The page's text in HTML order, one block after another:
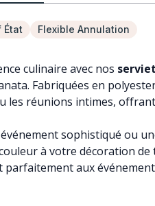
État Flexible Annulation
culinaire avec nos
Fabriquées en
les réunions intimes,
sophistiqué ou
à votre décoration
parfaitement aux